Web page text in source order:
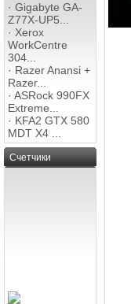
· Gigabyte GA-
Z77X-UP5...
· Xerox
WorkCentre
304...
· Razer Anansi +
Razer...
· ASRock 990FX
Extreme...
· KFA2 GTX 580
MDT X4 ...
Счетчики